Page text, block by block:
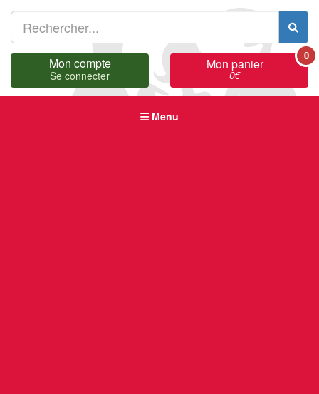
Mon compte
Se connecter
Mon panier
0€
0
Menu